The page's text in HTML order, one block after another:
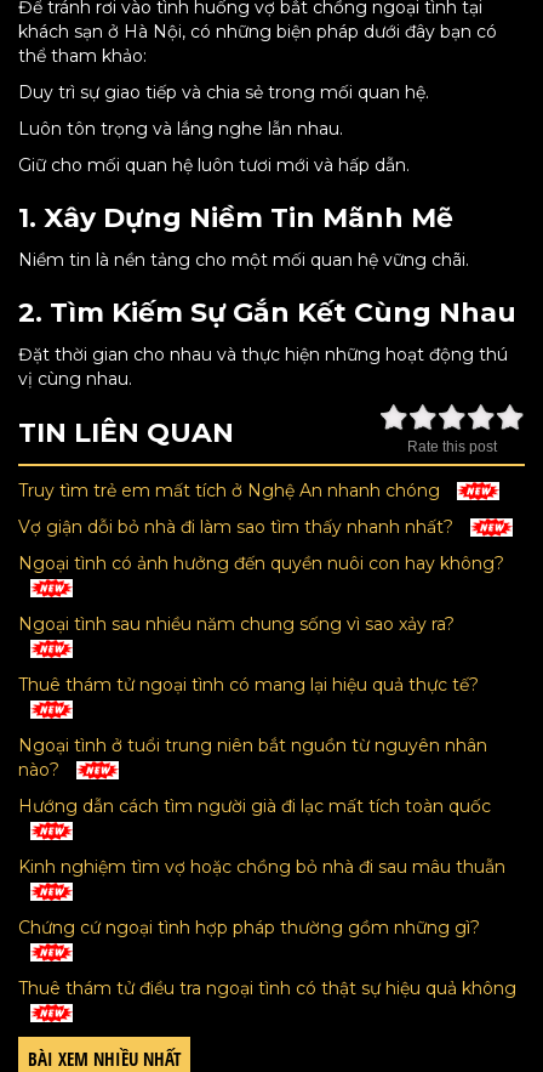
Để tránh rơi vào tình huống vợ bắt chồng ngoại tình tại
khách sạn ở Hà Nội, có những biện pháp dưới đây bạn có
thể tham khảo:
Duy trì sự giao tiếp và chia sẻ trong mối quan hệ.
Luôn tôn trọng và lắng nghe lẫn nhau.
Giữ cho mối quan hệ luôn tươi mới và hấp dẫn.
1. Xây Dựng Niềm Tin Mãnh Mẽ
Niềm tin là nền tảng cho một mối quan hệ vững chãi.
2. Tìm Kiếm Sự Gắn Kết Cùng Nhau
Đặt thời gian cho nhau và thực hiện những hoạt động thú
vị cùng nhau.
Rate this post
TIN LIÊN QUAN
Truy tìm trẻ em mất tích ở Nghệ An nhanh chóng
Vợ giận dỗi bỏ nhà đi làm sao tìm thấy nhanh nhất?
Ngoại tình có ảnh hưởng đến quyền nuôi con hay không?
Ngoại tình sau nhiều năm chung sống vì sao xảy ra?
Thuê thám tử ngoại tình có mang lại hiệu quả thực tế?
Ngoại tình ở tuổi trung niên bắt nguồn từ nguyên nhân
nào?
Hướng dẫn cách tìm người già đi lạc mất tích toàn quốc
Kinh nghiệm tìm vợ hoặc chồng bỏ nhà đi sau mâu thuẫn
Chứng cứ ngoại tình hợp pháp thường gồm những gì?
Thuê thám tử điều tra ngoại tình có thật sự hiệu quả không
BÀI XEM NHIỀU NHẤT